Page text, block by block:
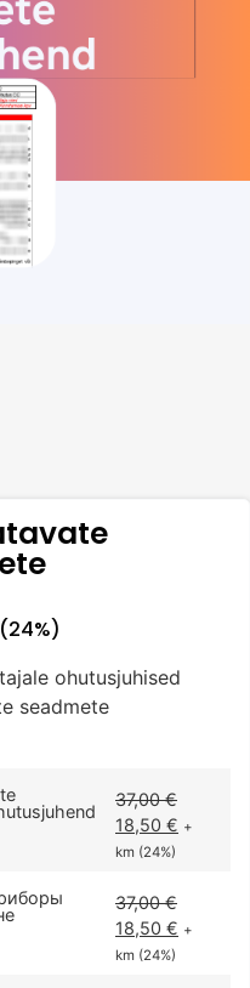
ohutusjuhised
seadmete
37,00€
18,50 € +
km (24%)
37,00€
18,50 € +
km (24%)